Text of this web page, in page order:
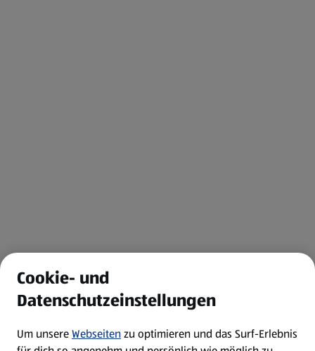
Cookie- und
Datenschutzeinstellungen
Um unsereWebseitenzu optimieren und das Surf-Erlebnis